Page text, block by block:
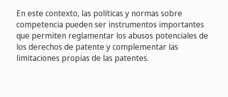
En este contexto, las políticas y normas sobre
competencia pueden ser instrumentos importantes
que permiten reglamentar los abusos potenciales de
los derechos de patente y complementar las
limitaciones propias de las patentes.